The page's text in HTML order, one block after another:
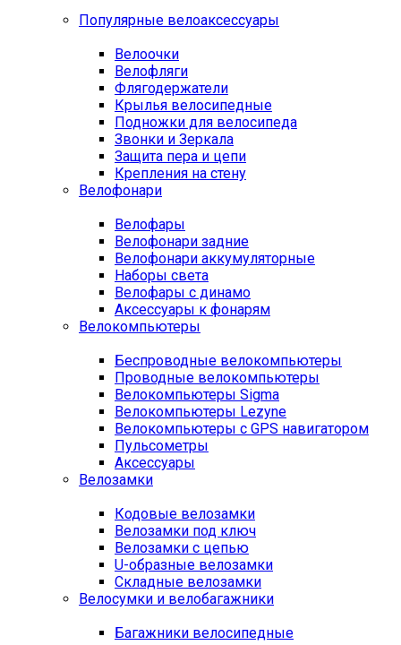
Популярные велоаксессуары
Велоочки
Велофляги
Флягодержатели
Крылья велосипедные
Подножки для велосипеда
Звонки и Зеркала
Защита пера и цепи
Крепления на стену
Велофонари
Велофары
Велофонари задние
Велофонари аккумуляторные
Наборы света
Велофары с динамо
Аксессуары к фонарям
Велокомпьютеры
Беспроводные велокомпьютеры
Проводные велокомпьютеры
Велокомпьютеры Sigma
Велокомпьютеры Lezyne
Велокомпьютеры с GPS навигатором
Пульсометры
Аксессуары
Велозамки
Кодовые велозамки
Велозамки под ключ
Велозамки с цепью
U-образные велозамки
Складные велозамки
Велосумки и велобагажники
Багажники велосипедные